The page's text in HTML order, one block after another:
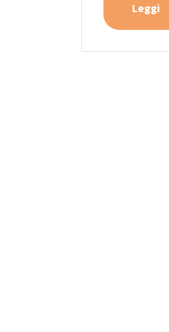
Leggi